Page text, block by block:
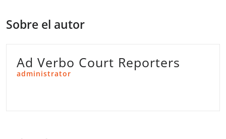
Sobre el autor
Ad Verbo Court Reporters
administrator